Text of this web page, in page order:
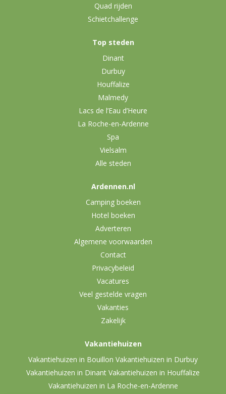
Quad rijden
Schietchallenge
Top steden
Dinant
Durbuy
Houffalize
Malmedy
Lacs de l’Eau d’Heure
La Roche-en-Ardenne
Spa
Vielsalm
Alle steden
Ardennen.nl
Camping boeken
Hotel boeken
Adverteren
Algemene voorwaarden
Contact
Privacybeleid
Vacatures
Veel gestelde vragen
Vakanties
Zakelijk
Vakantiehuizen
Vakantiehuizen in Bouillon Vakantiehuizen in Durbuy
Vakantiehuizen in Dinant Vakantiehuizen in Houffalize
Vakantiehuizen in La Roche-en-Ardenne